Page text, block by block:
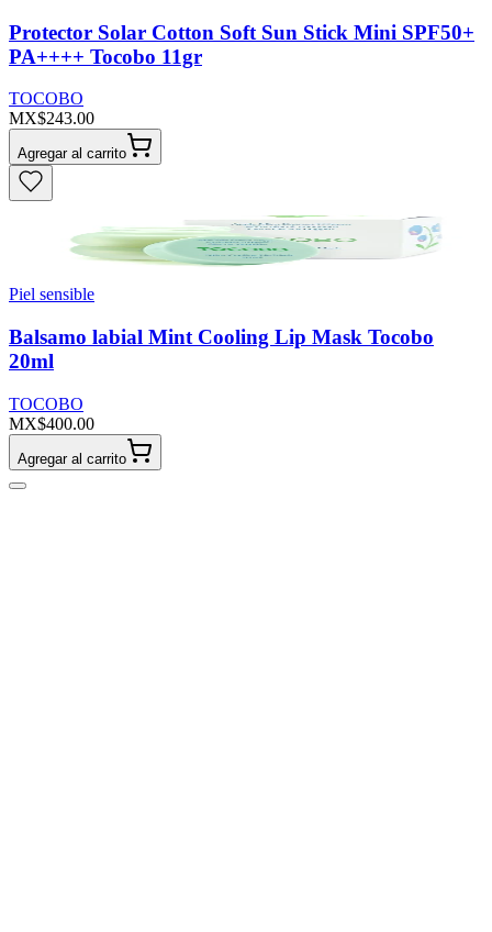
Protector Solar Cotton Soft Sun Stick Mini SPF50+
PA++++ Tocobo 11gr
TOCOBO
MX$243.00
Agregar al carrito
Piel sensible
Balsamo labial Mint Cooling Lip Mask Tocobo
20ml
TOCOBO
MX$400.00
Agregar al carrito